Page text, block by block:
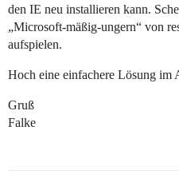
den IE neu installieren kann.
„Microsoft-mäßig-ungern“ von
aufspielen.
Hoch eine einfachere Lösung im
Gruß
Falke